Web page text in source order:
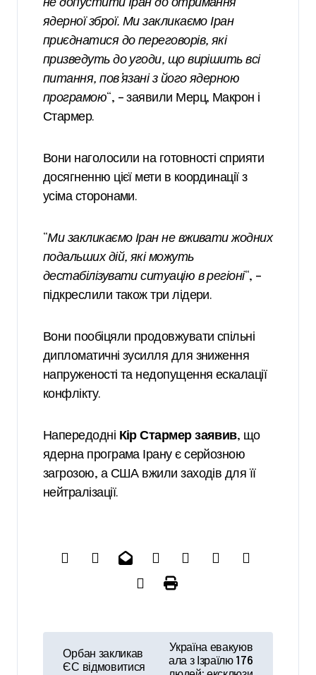
не допустити Іран до отримання
ядерної зброї. Ми закликаємо Іран
приєднатися до переговорів, які
призведуть до угоди, що вирішить всі
питання, пов’язані з його ядерною
програмою“, – заявили Мерц, Макрон і
Стармер.
Вони наголосили на готовності сприяти
досягненню цієї мети в координації з
усіма сторонами.
“Ми закликаємо Іран не вживати жодних
подальших дій, які можуть
дестабілізувати ситуацію в регіоні“, –
підкреслили також три лідери.
Вони пообіцяли продовжувати спільні
дипломатичні зусилля для зниження
напруженості та недопущення ескалації
конфлікту.
Напередодні Кір Стармер заявив, що
ядерна програма Ірану є серйозною
загрозою, а США вжили заходів для її
нейтралізації.
Орбан закликав
ЄС відмовитися
Україна евакуюв
ала з Ізраїлю 176